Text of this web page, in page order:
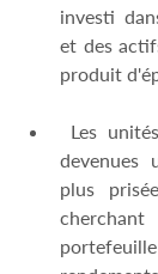
investi
et des
produit
Les
devenues
plus